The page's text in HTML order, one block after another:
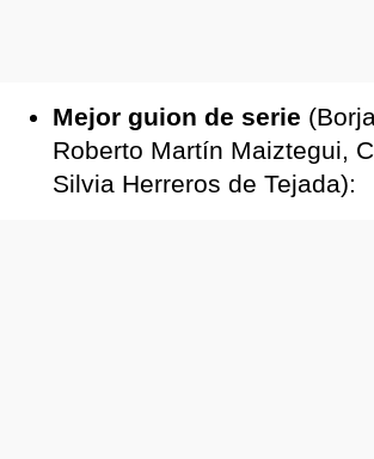
Mejor guion de serie
Roberto Martín Maiztegui,
Silvia Herreros de Tejada):